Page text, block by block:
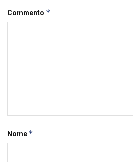
Commento *
Nome *